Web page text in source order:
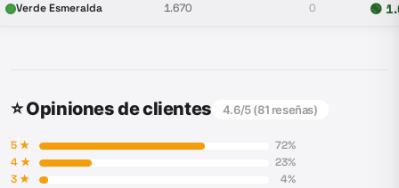
Verde Esmeralda 1.670 0 🟢
⭐ Opiniones de clientes 4.6/5 (81 reseñas)
5★ 72%
4★ 23%
3★ 4%